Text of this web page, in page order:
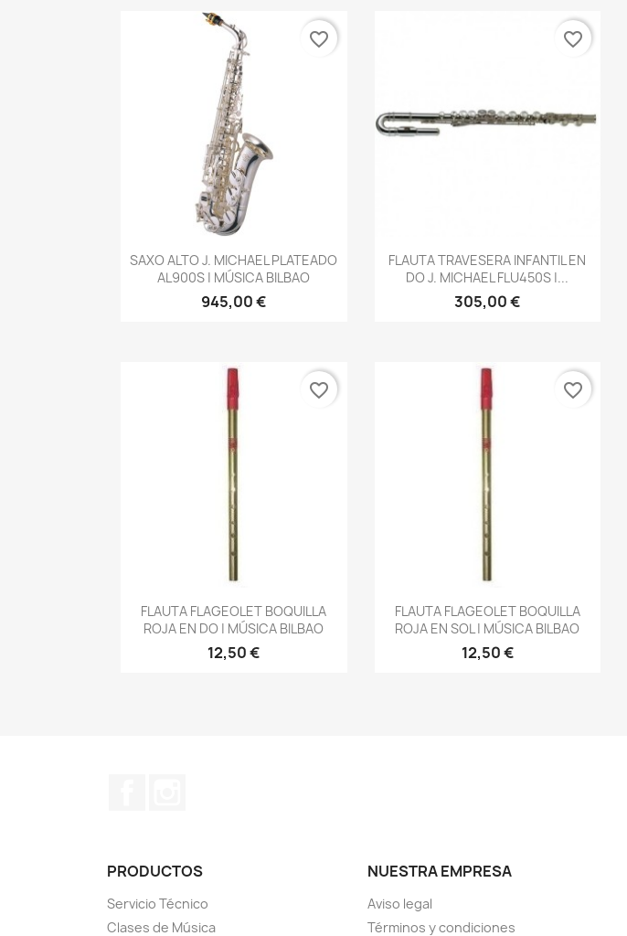
 Vista rápida
SAXO ALTO J. MICHAEL PLATEADO
AL900S | MÚSICA BILBAO
945,00 €
favorite_border
Vista rápida
FLAUTA TRAVESERA INFANTIL EN
DO J. MICHAEL FLU450S |...
305,00 €
favorite_border
 Vista rápida
FLAUTA FLAGEOLET BOQUILLA
ROJA EN DO | MÚSICA BILBAO
12,50 €
favorite_border
 Vista rápida
FLAUTA FLAGEOLET BOQUILLA
ROJA EN SOL | MÚSICA BILBAO
12,50 €
favorite_border
PRODUCTOS
Servicio Técnico
Clases de Música
NUESTRA EMPRESA
Aviso legal
Términos y condiciones